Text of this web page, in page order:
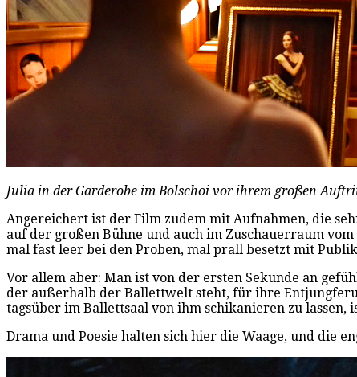
Julia in der Garderobe im Bolschoi vor ihrem großen
Angereichert ist der Film zudem mit Aufnahmen, die
auf der großen Bühne und auch im Zuschauerraum vom
mal fast leer bei den Proben, mal prall besetzt mit
Vor allem aber: Man ist von der ersten Sekunde an
der außerhalb der Ballettwelt steht, für ihre
tagsüber im Ballettsaal von ihm schikanieren zu lassen,
Drama und Poesie halten sich hier die Waage, und die